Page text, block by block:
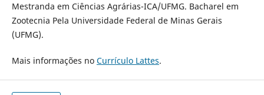
Mestranda em Ciências Agrárias-ICA/UFMG. Bacharel em
Zootecnia Pela Universidade Federal de Minas Gerais
(UFMG).
Mais informações no Currículo Lattes.